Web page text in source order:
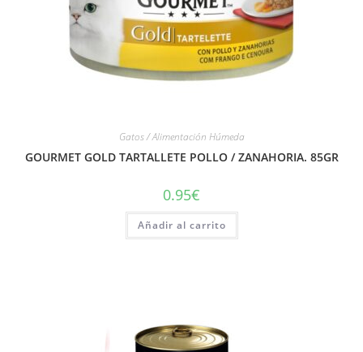
Gatos / Alimentación Húmeda
GOURMET GOLD TARTALLETE POLLO / ZANAHORIA. 85GR
0.95€
Añadir al carrito